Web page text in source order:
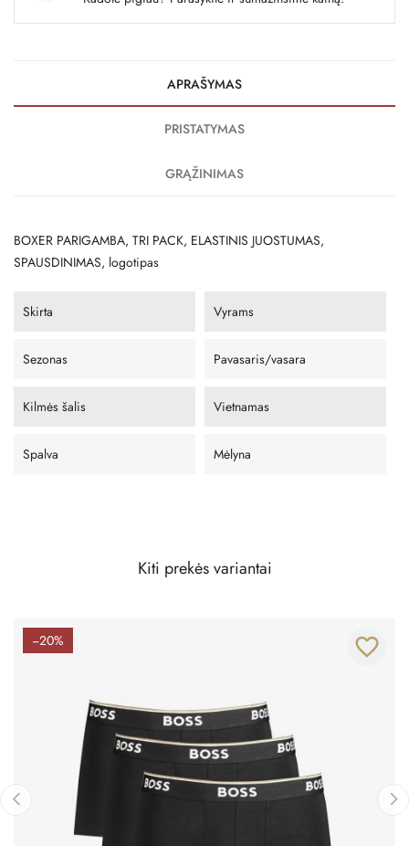
APRAŠYMAS
PRISTATYMAS
GRĄŽINIMAS
BOXER PARIGAMBA, TRI PACK, ELASTINIS JUOSTUMAS,
SPAUSDINIMAS, logotipas
Skirta Vyrams
Sezonas Pavasaris/vasara
Kilmės šalis Vietnamas
Spalva Mėlyna
Kiti prekės variantai
−20% favorite_border